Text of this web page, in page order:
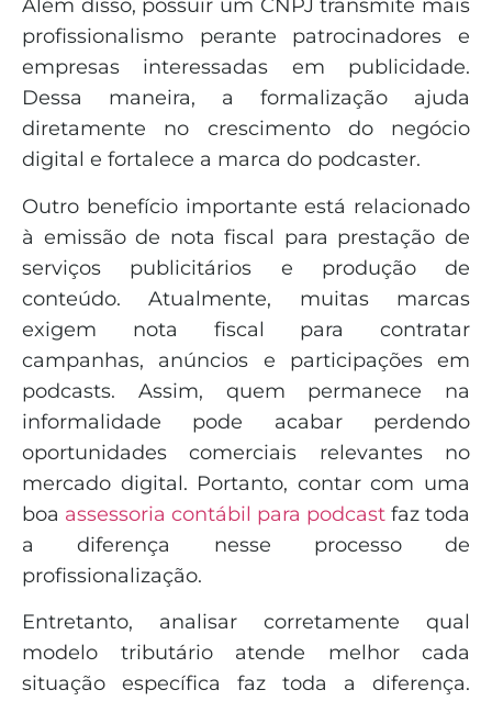
Além disso, possuir um CNPJ transmite mais
profissionalismo perante patrocinadores e
empresas interessadas em publicidade.
Dessa maneira, a formalização ajuda
diretamente no crescimento do negócio
digital e fortalece a marca do podcaster.
Outro benefício importante está relacionado
à emissão de nota fiscal para prestação de
serviços publicitários e produção de
conteúdo. Atualmente, muitas marcas
exigem nota fiscal para contratar
campanhas, anúncios e participações em
podcasts. Assim, quem permanece na
informalidade pode acabar perdendo
oportunidades comerciais relevantes no
mercado digital. Portanto, contar com uma
boa assessoria contábil para podcast faz toda
a diferença nesse processo de
profissionalização.
Entretanto, analisar corretamente qual
modelo tributário atende melhor cada
situação específica faz toda a diferença.